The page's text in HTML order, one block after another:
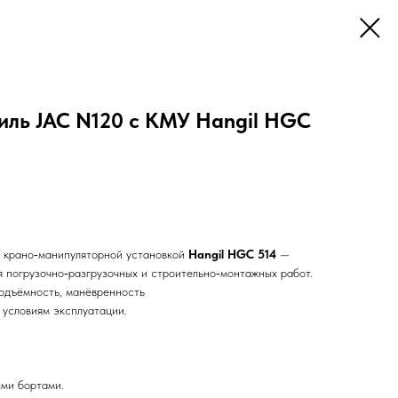
JAC N120 с КМУ Hangil HGC
крано‑манипуляторной установкой Hangil HGC 514 —
и строительно‑монтажных работ.
манёвренность
эксплуатации.
бортами.